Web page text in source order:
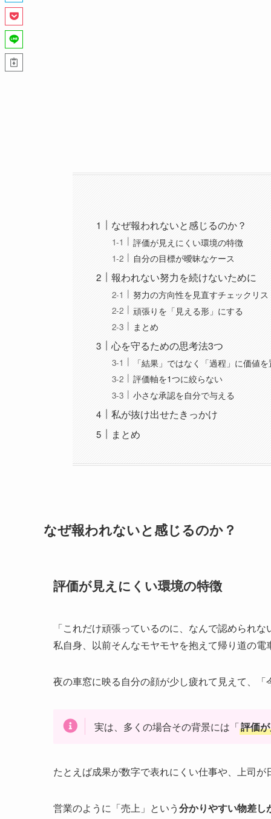
なぜ報われないと感じるのか？
評価が見えにくい環境の特徴
自分の目標が曖昧なケース
報われない努力を続けないために
努力の方向性を見直すチェックリ
頑張りを「見える形」にする
まとめ
心を守るための思考法3つ
「結果」ではなく「過程」に価値
評価軸を1つに絞らない
小さな承認を自分で与える
私が抜け出せたきっかけ
まとめ
なぜ報われないと感じるのか？
評価が見えにくい環境の特徴
「これだけ頑張っているのに、なんで認められ
私自身、以前そんなモヤモヤを抱えて帰り道の
夜の車窓に映る自分の顔が少し疲れて見えて、
実は、多くの場合その背景には「評価
たとえば成果が数字で表れにくい仕事や、上司
営業のように「売上」という分かりやすい物差し